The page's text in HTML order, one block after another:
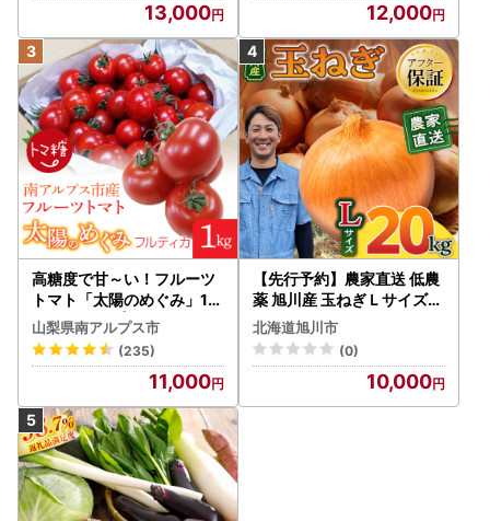
13,000 12,000
高糖度で甘～い！フルーツ
トマト「太陽のめぐみ」1k
g ALPBI001 | 高糖度 おす
すめ 産地直送 新鮮 フレッ
シュ 高栄養素 南アルプス市
山梨県南アルプス市
(235)
11,000
【先行予約】農家直送 低農
薬 旭川産 玉ねぎＬサイズ2
0kg(2026年9月発送開始
予定)_ | 玉ねぎ 05935
北海道旭川市
(0)
10,000